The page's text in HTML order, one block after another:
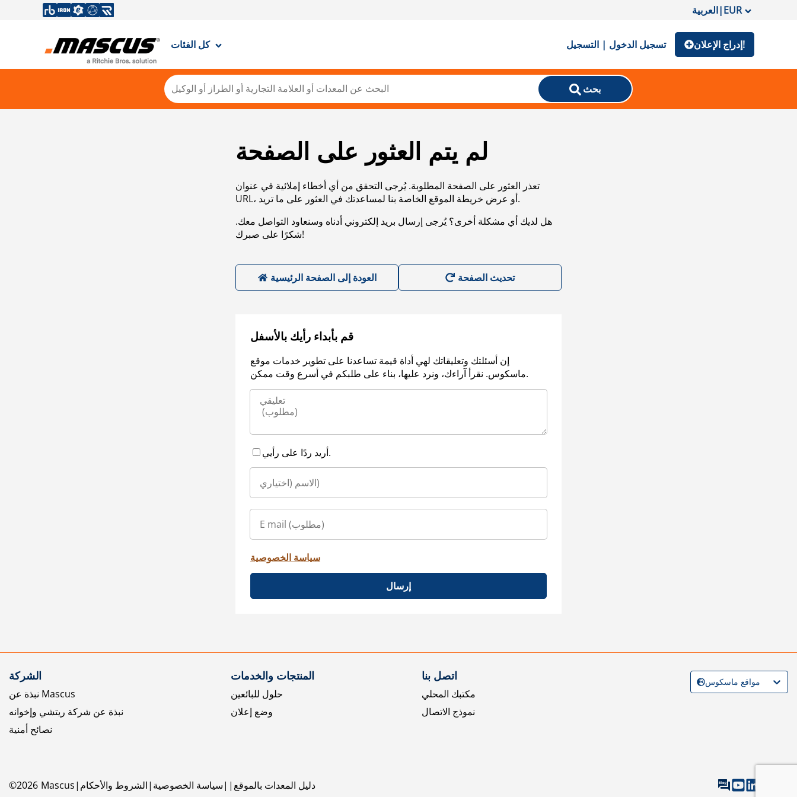
العربية|EUR
كل الفئات تسجيل الدخول | التسجيل إدراج الإعلان!
بحث
لم يتم العثور على الصفحة
تعذر العثور على الصفحة المطلوبة. يُرجى التحقق من أي أخطاء إملائية في عنوان
URL، أو عرض خريطة الموقع الخاصة بنا لمساعدتك في العثور على ما تريد.
هل لديك أي مشكلة أخرى؟ يُرجى إرسال بريد إلكتروني أدناه وسنعاود التواصل معك.
شكرًا على صبرك!
العودة إلى الصفحة الرئيسية
قم بأبداء رأيك بالأسفل
إن أسئلتك وتعليقاتك لهي أداة قيمة تساعدنا على تطوير خدمات موقع
ماسكوس. نقرأ آراءك، ونرد عليها، بناء على طلبكم في أسرع وقت ممكن.
أريد ردًا على رأيي.
سياسة الخصوصية
إرسال
الشركة
نبذة عن Mascus
نبذة عن شركة ريتشي وإخوانه
نصائح أمنية
المنتجات والخدمات
حلول للبائعين
وضع إعلان
اتصل بنا
مكتبك المحلي
نموذج الاتصال
©2026 Mascus الشروط والأحكام سياسة الخصوصية دليل المعدات بالموقع
مواقع ماسكوس